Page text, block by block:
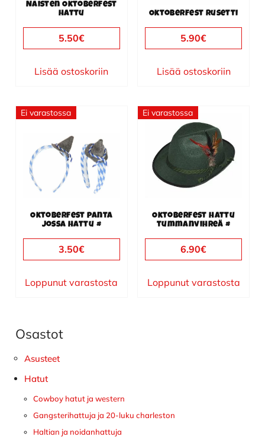
Naisten Oktoberfest
hattu
5.50€
Lisää ostoskoriin
Oktoberfest rusetti
5.90€
Lisää ostoskoriin
Ei varastossa
Oktoberfest panta
jossa hattu #
3.50€
Loppunut varastosta
Ei varastossa
Oktoberfest hattu
tummanvihreä #
6.90€
Loppunut varastosta
Ensisijainen
sivupalkki
Osastot
Asusteet
Hatut
Cowboy hatut ja western
Gangsterihattuja ja 20-luku charleston
Haltian ja noidanhattuja